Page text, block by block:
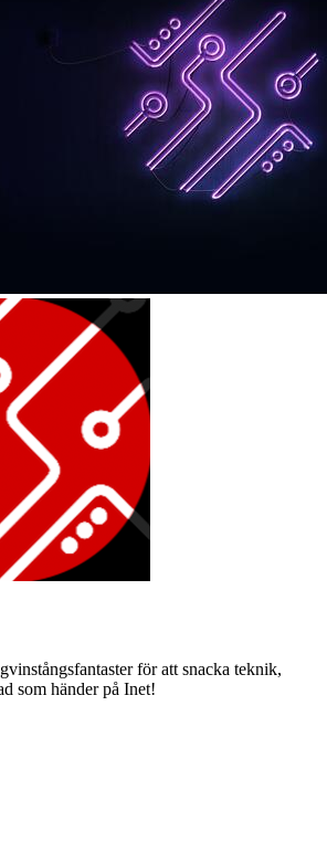
för att snacka teknik,
som händer på Inet!